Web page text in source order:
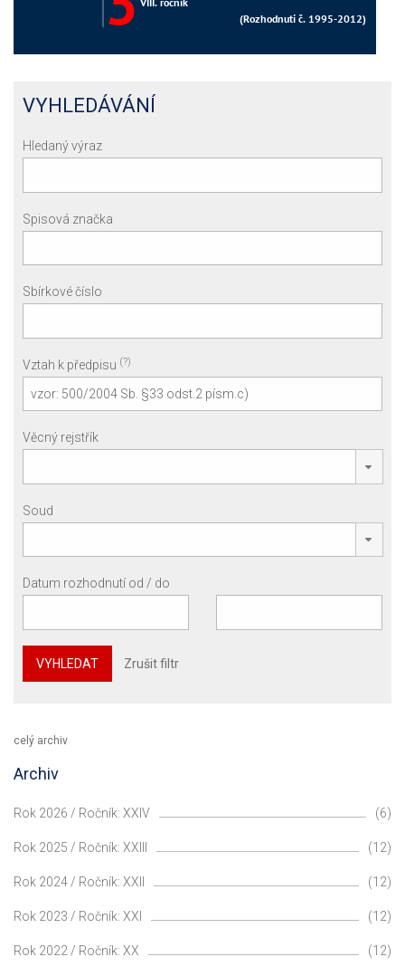
VYHLEDÁVÁNÍ
Hledaný výraz
Spisová značka
Sbírkové číslo
Vztah k předpisu (?)
Věcný rejstřík
Soud
Datum rozhodnutí od / do
VYHLEDAT Zrušit filtr
celý archiv
Archiv
Rok 2026 / Ročník: XXIV (6)
Rok 2025 / Ročník: XXIII (12)
Rok 2024 / Ročník: XXII (12)
Rok 2023 / Ročník: XXI (12)
Rok 2022 / Ročník: XX (12)